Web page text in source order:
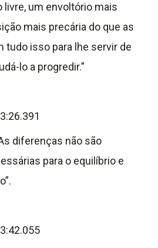
livre, um envoltório mais
mais precária do que as
tudo isso para lhe servir de
lo a progredir.”
diferenças não são
para o equilíbrio e